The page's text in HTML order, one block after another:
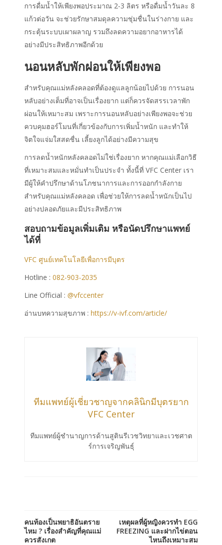
การดื่มน้ำให้เพียงพอประมาณ 2-3 ลิตร หรือดื่มน้ำวันละ 8
แก้วต่อวัน จะช่วยรักษาสมดุลความชุ่มชื่นในร่างกาย และ
กระตุ้นระบบเผาผลาญ รวมถึงลดความอยากอาหารได้
อย่างมีประสิทธิภาพอีกด้วย
นอนหลับพักผ่อนให้เพียงพอ
สำหรับคุณแม่หลังคลอดที่ต้องดูแลลูกน้อยไปด้วย การนอน
หลับอย่างเต็มที่อาจเป็นเรื่องยาก แต่ก็ควรจัดสรรเวลาพัก
ผ่อนให้เหมาะสม เพราะการนอนหลับอย่างเพียงพอจะช่วย
ควบคุมฮอร์โมนที่เกี่ยวข้องกับการเพิ่มน้ำหนัก และทำให้
จิตใจแจ่มใสสดชื่น เลี้ยงลูกได้อย่างมีความสุข
การลดน้ำหนักหลังคลอดไม่ใช่เรื่องยาก หากคุณแม่เลือกวิธี
ที่เหมาะสมและหมั่นทำเป็นประจำ ทั้งนี้ที่ VFC Center เรา
มีผู้ให้คำปรึกษาด้านโภชนาการและการออกกำลังกาย
สำหรับคุณแม่หลังคลอด เพื่อช่วยให้การลดน้ำหนักเป็นไป
อย่างปลอดภัยและมีประสิทธิภาพ
สอบถามข้อมูลเพิ่มเติม หรือนัดปรึกษาแพทย์
ได้ที่
VFC ศูนย์เทคโนโลยีเพื่อการมีบุตร
Hotline : 082-903-2035
Line Official : @vfccenter
อ่านบทความสุขภาพ : https://v-ivf.com/article/
ทีมแพทย์ผู้เชี่ยวชาญจากคลินิกมีบุตรยาก
VFC Center
ทีมแพทย์ผู้ชำนาญการด้านสูตินรีเวชวิทยาและเวชศาต
ร์การเจริญพันธ์ุ
คนท้องเป็นพยาธิอันตราย
ไหม ? เรื่องสำคัญที่คุณแม่
ควรสังเกต
เหตุผลที่ผู้หญิงควรทำ EGG
FREEZING และฝากไข่ตอน
ไหนถึงเหมาะสม